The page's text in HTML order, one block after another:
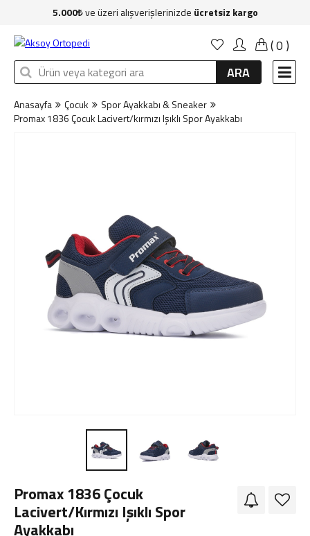
Kadın
Erkek
Çocuk
İndirim
Yeni Üyelik
Giriş Yap
5.000 ve üzeri alışverişlerinizde ücretsiz kargo
(0 )
ARA
Anasayfa Çocuk
Spor Ayakkabı & Sneaker
Promax 1836 Çocuk Lacivert/kırmızı Işıklı Spor Ayakkabı
Promax 1836 Çocuk
Lacivert/Kırmızı Işıklı Spor
Ayakkabı